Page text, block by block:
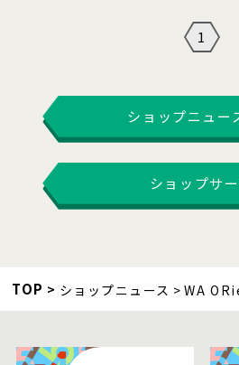
1
ショップニュー
ショップサ
TOP ショップニュース WA